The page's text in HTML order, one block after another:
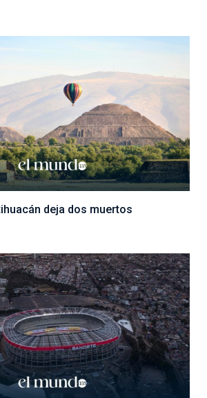
deja dos muertos